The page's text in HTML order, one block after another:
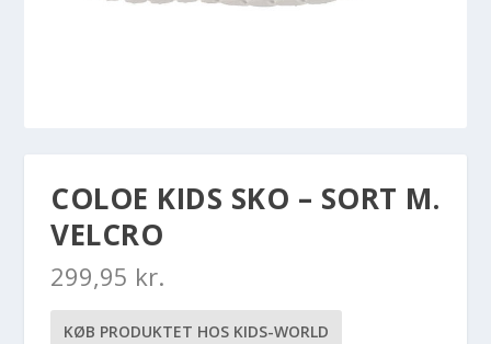
COLOE KIDS SKO – SORT M.
VELCRO
299,95 kr.
KØB PRODUKTET HOS KIDS-WORLD